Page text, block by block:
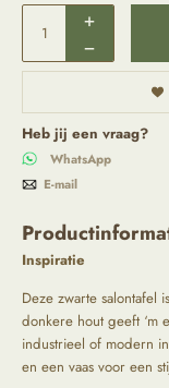
Heb jij een vraag?
WhatsApp
E-mail
Inspiratie
Deze zwarte salontafel
donkere hout geeft ‘m
industrieel of modern
en een vaas voor een